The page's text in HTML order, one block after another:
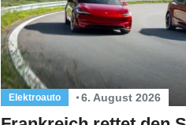
Elektroauto 6. August 2026